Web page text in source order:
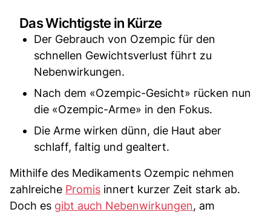
Das Wichtigste in Kürze
Der Gebrauch von Ozempic für den
schnellen Gewichtsverlust führt zu
Nebenwirkungen.
Nach dem «Ozempic-Gesicht» rücken nun
die «Ozempic-Arme» in den Fokus.
Die Arme wirken dünn, die Haut aber
schlaff, faltig und gealtert.
Mithilfe des Medikaments Ozempic nehmen
zahlreiche Promis innert kurzer Zeit stark ab.
Doch es gibt auch Nebenwirkungen, am